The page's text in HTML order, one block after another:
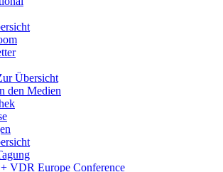
Übersicht
den Medien
VDR Europe Conference